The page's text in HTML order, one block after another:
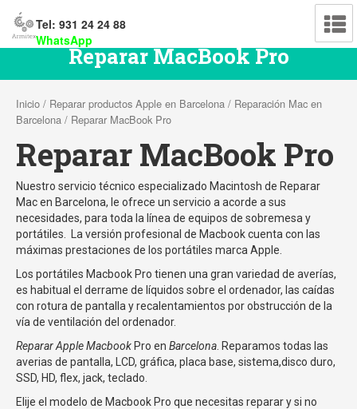
Tel: 931 24 24 88
WhatsApp
Reparar MacBook Pro
Inicio / Reparar productos Apple en Barcelona / Reparación Mac en
Barcelona / Reparar MacBook Pro
Reparar MacBook Pro
Nuestro servicio técnico especializado Macintosh de Reparar
Mac en Barcelona, le ofrece un servicio a acorde a sus
necesidades, para toda la línea de equipos de sobremesa y
portátiles. La versión profesional de Macbook cuenta con las
máximas prestaciones de los portátiles marca Apple.
Los portátiles Macbook Pro tienen una gran variedad de averías,
es habitual el derrame de líquidos sobre el ordenador, las caídas
con rotura de pantalla y recalentamientos por obstrucción de la
vía de ventilación del ordenador.
Reparar Apple Macbook Pro en Barcelona . Reparamos todas las
averias de pantalla, LCD, gráfica, placa base, sistema,disco duro,
SSD, HD, flex, jack, teclado.
Elije el modelo de Macbook Pro que necesitas reparar y si no